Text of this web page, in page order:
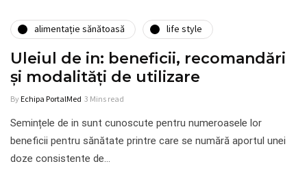
alimentație sănătoasă life style
Uleiul de in: beneficii, recomandări
și modalități de utilizare
By Echipa PortalMed 3 Mins read
Semințele de in sunt cunoscute pentru numeroasele lor
beneficii pentru sănătate printre care se numără aportul unei
doze consistente de…